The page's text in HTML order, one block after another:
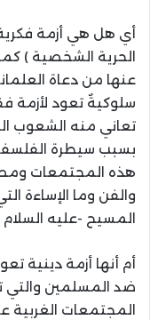
أي هل هي أزمة
الحرية الشخصية )
عنها من دعاة
سلوكيةٌ تعود لأزمة
تعاني منه الشعوب
بسبب سيطرة الفلسفة
هذه المجتمعات
والفن وما الإساءة
المسيح -عليه
أم أنها أزمة دينية
ضد المسلمين والتي
المجتمعات الغربية